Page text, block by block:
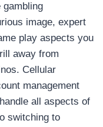
gambling
image, expert
play aspects you
away from
Cellular
management
all aspects of
switching to